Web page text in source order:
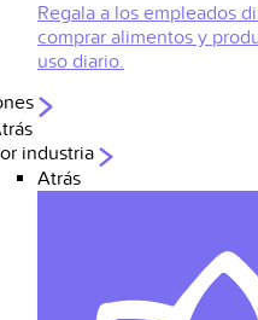
Regala a los empleados
comprar alimentos y
uso diario.
industria
Atrás